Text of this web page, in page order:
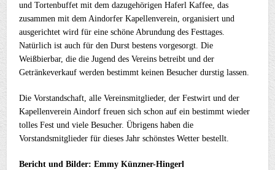
und Tortenbuffet mit dem dazugehörigen Haferl Kaffee, das
zusammen mit dem Aindorfer Kapellenverein, organisiert und
ausgerichtet wird für eine schöne Abrundung des Festtages.
Natürlich ist auch für den Durst bestens vorgesorgt. Die
Weißbierbar, die die Jugend des Vereins betreibt und der
Getränkeverkauf werden bestimmt keinen Besucher durstig lassen.
Die Vorstandschaft, alle Vereinsmitglieder, der Festwirt und der
Kapellenverein Aindorf freuen sich schon auf ein bestimmt wieder
tolles Fest und viele Besucher. Übrigens haben die
Vorstandsmitglieder für dieses Jahr schönstes Wetter bestellt.
Bericht und Bilder: Emmy Künzner-Hingerl